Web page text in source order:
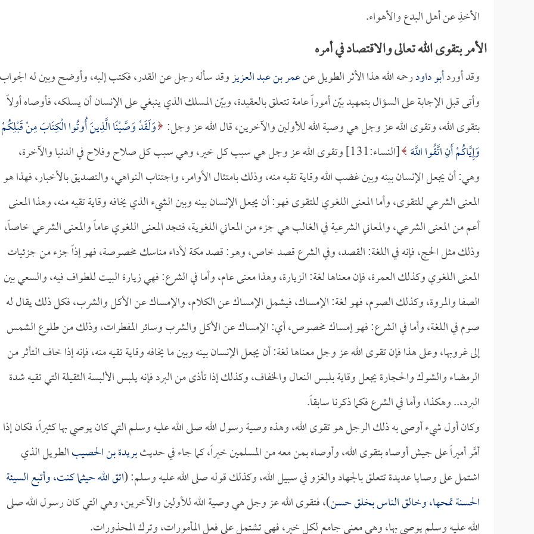
الأخذِ عن أهل البدع والأهواء.
الأمر بتقوى الله تعالى والاقتصاد في أمره
وقد أوردأبو داودرحمه الله هذا الأثر الطويل عنعمر بن عبد العزيزوقد سأله رجل عن القدر، فكتب إليه، وأوضح وبين له
وأتى قبل الإجابة على السؤال بتمهيد بيّن أموراً عامة تتعلق بالعقيدة، وبيّن المسلك الذي ينبغي على الإنسان أن يسلكه، فأوصاه أولاً
بتقوى الله، وتقوى الله عز وجل هي وصية الله للأولين والآخرين، قال الله عز وجل: وَلَقَدْ وَصَّيْنَا الَّذِينَ أُوتُوا الْكِتَابَ مِنْ قَبْلِكُمْ
وَإِيَّاكُمْ أَنِ اتَّقُوا اللَّهَ
[النساء:131] وتقوى الله عز وجل هي سبب كل خير، وهي سبب كل صلاح وفلاح في الدنيا والآخرة،
وهي: أن يجعل الإنسان بينه وبين غضب الله وقاية تقيه منه، وذلك بامتثال الأوامر، واجتناب النواهي، والتصديق بالأخبار، فهذا هو
المعنى الشرعي للتقوى، وأما المعنى اللغوي للتقوى فهو: أن يجعل الإنسان بينه وبين الشيء الذي يخافه وقاية تقيه منه، وهذا المعنى
أعم من المعنى الشرعي، والمعاني الشرعية في الغالب هي جزء من المعاني اللغوية، فتجد المعنى اللغوي عاماً والمعنى الشرعي خاصاً،
وذلك مثل الحج، فإنه في اللغة: القصد، وفي الشرع قصد خاص، وهو: قصد مكة لأداء مناسك مخصوصة، فهو إذاً جزء من جزئيات
المعنى اللغوي وكذلك العمرة، فإن معناها لغة: الزيارة، وهذا معنى عام، وأما في الشرع: فهي زيارة البيت للطواف فيه، والسعي بين
الصفا والمروة، وكذلك الصوم، فهو لغة: الإمساك، فيشمل الإمساك عن الكلام، والإمساك عن الأكل والشرب، فكل ذلك يقال له
صوم في اللغة، وأما في الشرع: فهو إمساك مخصوص، أي: الإمساك عن الأكل والشرب وسائر المفطرات، وذلك من طلوع الشمس
إلى غروبها، وعلى هذا فإن تقوى الله عز وجل معناها لغة: أن يجعل الإنسان بينه وبين ما يخافه وقاية تقيه منه، فإنه إذا خاف التأثر من
الرمضاء والشوك والحجارة يجعل وقاية بلبس النعال والخفاف، وكذلك إذا تأذى من البرد فإنه يلبس الألبسة الثقيلة التي تقيه شدة
البرد،.. وهكذا، وأما في الشرع فكما ذكرنا سابقاً.
وكان أول شيء أوصى به ذلك الرجل هو تقوى الله، وهذه وصية رسول الله صلى الله عليه وسلم التي كان يوصي بها كثيراً، فكان إذا
أمَّر أميراً على جيش أوصاه بتقوى الله، وأوصاه بمن معه من المسلمين خيراً، كما جاء في حديثبريدة بن الحصيبالطويل الذي
اشتمل على وصايا عديدة تتعلق بالجهاد والغزو في سبيل الله، وكذلك قوله صلى الله عليه وسلم: (اتق الله حيثما كنت، وأتبع السيئة
الحسنة تمحها، وخالق الناس بخلق حسن)، فتقوى الله عز وجل هي وصية الله للأولين والآخرين، وهي التي كان رسول الله صلى
الله عليه وسلم يوصي بها، وهي معنى جامع لكل خير، فهي تشتمل على فعل المأمورات، وترك المحذورات.